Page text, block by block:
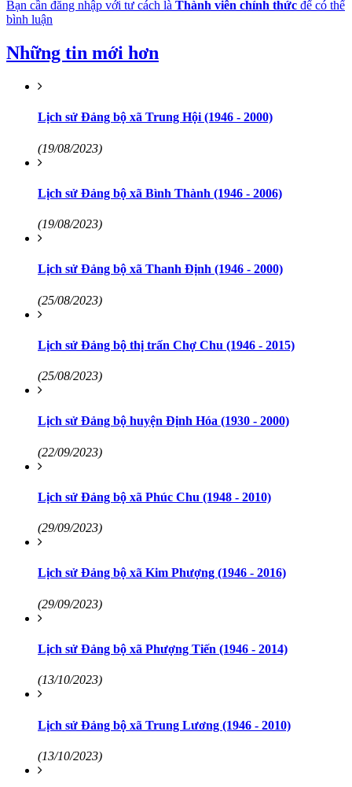
Bạn cần đăng nhập với tư cách là Thành viên chính thức để có thể
bình luận
Những tin mới hơn
Lịch sử Đảng bộ xã Trung Hội (1946 - 2000)
(19/08/2023)
Lịch sử Đảng bộ xã Bình Thành (1946 - 2006)
(19/08/2023)
Lịch sử Đảng bộ xã Thanh Định (1946 - 2000)
(25/08/2023)
Lịch sử Đảng bộ thị trấn Chợ Chu (1946 - 2015)
(25/08/2023)
Lịch sử Đảng bộ huyện Định Hóa (1930 - 2000)
(22/09/2023)
Lịch sử Đảng bộ xã Phúc Chu (1948 - 2010)
(29/09/2023)
Lịch sử Đảng bộ xã Kim Phượng (1946 - 2016)
(29/09/2023)
Lịch sử Đảng bộ xã Phượng Tiến (1946 - 2014)
(13/10/2023)
Lịch sử Đảng bộ xã Trung Lương (1946 - 2010)
(13/10/2023)